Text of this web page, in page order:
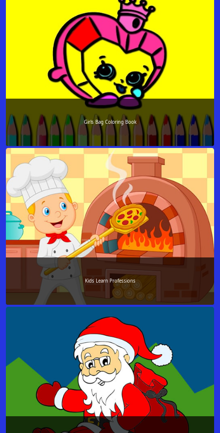
Girls Bag Coloring Book
Kids Learn Professions